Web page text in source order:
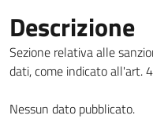
Descrizione
Sezione relativa alle
dati, come indicato all'art.
Nessun dato pubblicato.